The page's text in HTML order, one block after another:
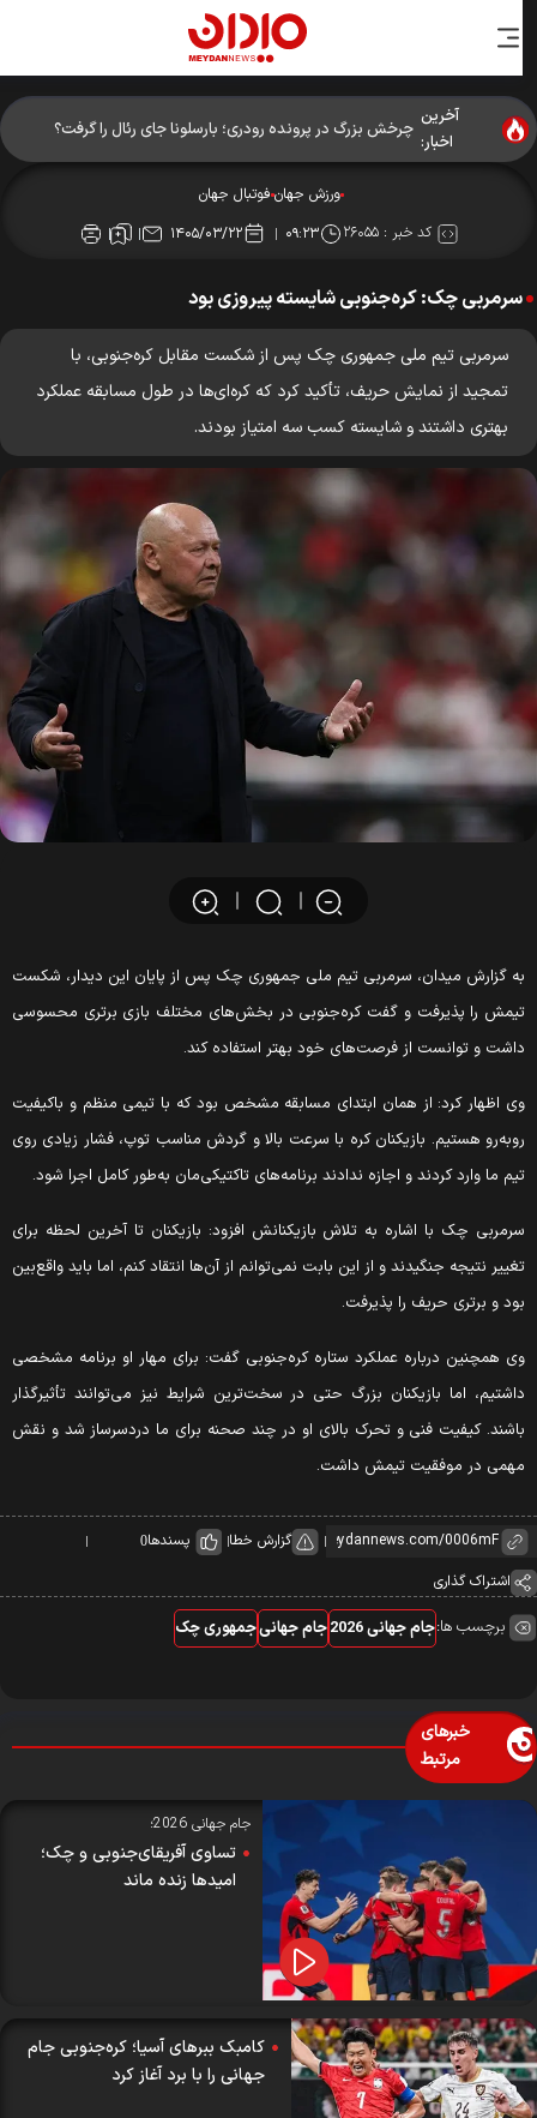
آخرین
اخبار:
ورزش جهانفوتبال جهان
کد خبر : ۲۶۰۵۵ ۰۹:۲۳ ۱۴۰۵/۰۳/۲۲
سرمربی چک: کره‌جنوبی شایسته پیروزی بود
سرمربی تیم ملی جمهوری چک پس از شکست مقابل کره‌جنوبی، با
تمجید از نمایش حریف، تأکید کرد که کره‌ای‌ها در طول مسابقه عملکرد
بهتری داشتند و شایسته کسب سه امتیاز بودند.
گزارش میدان، سرمربی تیم ملی جمهوری چک پس از پایان این دیدار، شکست
را پذیرفت و گفت کره‌جنوبی در بخش‌های مختلف بازی برتری محسوسی
و توانست از فرصت‌های خود بهتر استفاده کند.
اظهار کرد: از همان ابتدای مسابقه مشخص بود که با تیمی منظم و باکیفیت
هستیم. بازیکنان کره با سرعت بالا و گردش مناسب توپ، فشار زیادی روی
ما وارد کردند و اجازه ندادند برنامه‌های تاکتیکی‌مان به‌طور کامل اجرا شود.
چک با اشاره به تلاش بازیکنانش افزود: بازیکنان تا آخرین لحظه برای
نتیجه جنگیدند و از این بابت نمی‌توانم از آن‌ها انتقاد کنم، اما باید واقع‌بین
و برتری حریف را پذیرفت.
همچنین درباره عملکرد ستاره کره‌جنوبی گفت: برای مهار او برنامه مشخصی
اما بازیکنان بزرگ حتی در سخت‌ترین شرایط نیز می‌توانند تأثیرگذار
کیفیت فنی و تحرک بالای او در چند صحنه برای ما دردسرساز شد و نقش
در موفقیت تیمش داشت.
گزارش خطا پسندها0
اشتراک گذاری
برچسب ها:جام جهانی 2026 جام جهانیجمهوری چک
خبرهای
مرتبط
جام جهانی 2026؛
تساوی آفریقای‌جنوبی و چک؛
امیدها زنده ماند
کامبک ببرهای آسیا؛ کره‌جنوبی جام
جهانی را با برد آغاز کرد